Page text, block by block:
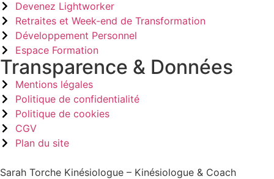
Devenez Lightworker
Retraites et Week-end de Transformation
Développement Personnel
Espace Formation
Transparence & Données
Mentions légales
Politique de confidentialité
Politique de cookies
CGV
Plan du site
Sarah Torche Kinésiologue – Kinésiologue & Coach